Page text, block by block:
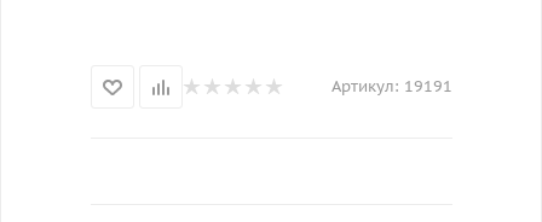
Артикул: 19191